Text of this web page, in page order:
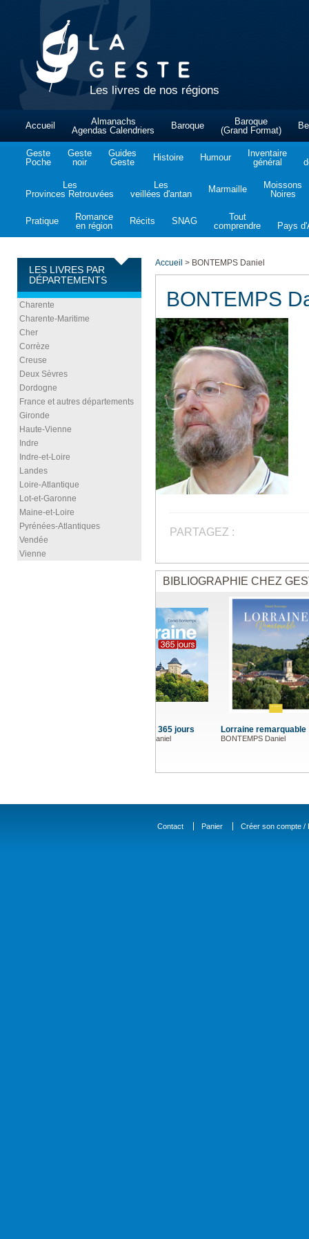
Les livres de nos régions
Accueil
Almanachs
Agendas Calendriers
Baroque
Baroque
(Grand Format)
Geste
Poche
Geste
noir
Guides
Geste
Histoire Humour
Inventaire
général
Les
Provinces Retrouvées
Les
veillées d'antan
Marmaille
Moissons
Noires
Pratique
Romance
en région
Récits SNAG
Tout
comprendre
Pays
LES LIVRES PAR
DÉPARTEMENTS
Charente
Charente-Maritime
Cher
Corrèze
Creuse
Deux Sèvres
Dordogne
France et autres départements
Gironde
Haute-Vienne
Indre
Indre-et-Loire
Landes
Loire-Atlantique
Lot-et-Garonne
Maine-et-Loire
Pyrénées-Atlantiques
Vendée
Vienne
Accueil > BONTEMPS Daniel
BONTEMPS
PARTAGEZ :
BIBLIOGRAPHIE CHEZ
Lorraine remarquable
BONTEMPS Daniel
Le grand
Lorraine
Contact Panier Créer son compte /